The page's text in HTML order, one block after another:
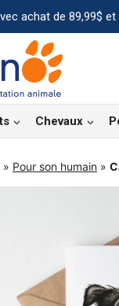
achat de 89,99$ et
Chevaux
» Pour son humain »